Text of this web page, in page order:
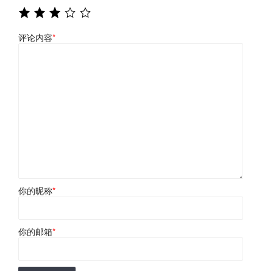
评论内容*
你的昵称*
你的邮箱*